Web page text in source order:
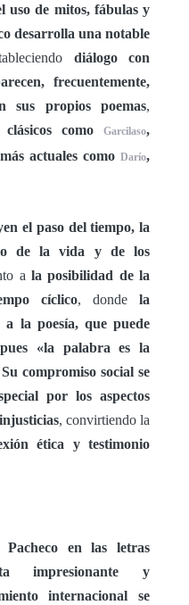
uso de mitos, fábulas y
desarrolla una notable
diálogo con
frecuentemente,
sus propios poemas,
clásicos comoGarcilaso,
actuales como Darío,
el paso del tiempo, la
de la vida y de los
a la posibilidad de la
cíclico, donde la
la poesía, que puede
«la palabra es la
Su compromiso social se
por los aspectos
, convirtiendo la
ética y testimonio
en las letras
impresionante y
internacional se